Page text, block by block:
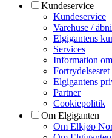
Kundeservice
Kundeservice
Varehuse /
Elgigantens
Services
Information
Fortrydelsesret
Elgigantens
Partner
Cookiepolitik
Om Elgiganten
Om Elkjøp